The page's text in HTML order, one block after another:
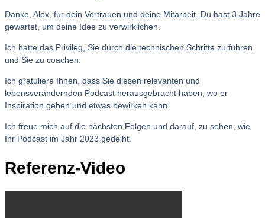
Danke, Alex, für dein Vertrauen und deine Mitarbeit. Du hast 3 Jahre
gewartet, um deine Idee zu verwirklichen.
Ich hatte das Privileg, Sie durch die technischen Schritte zu führen
und Sie zu coachen.
Ich gratuliere Ihnen, dass Sie diesen relevanten und
lebensverändernden Podcast herausgebracht haben, wo er
Inspiration geben und etwas bewirken kann.
Ich freue mich auf die nächsten Folgen und darauf, zu sehen, wie
Ihr Podcast im Jahr 2023 gedeiht.
Referenz-Video